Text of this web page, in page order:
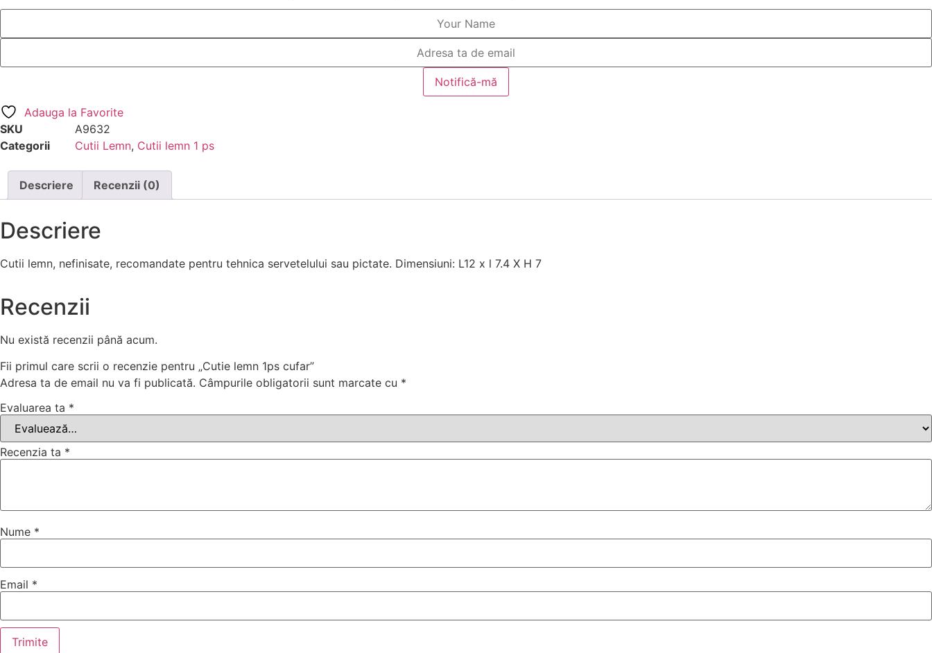
Adauga la Favorite
SKU
A9632
Categorii
Cutii Lemn, Cutii lemn 1 ps
Descriere Recenzii (0)
Descriere
Cutii lemn, nefinisate, recomandate pentru tehnica servetelului sau pictate. Dimensiuni: L12 x l 7.4 X H 7
Recenzii
Nu există recenzii până acum.
Fii primul care scrii o recenzie pentru „Cutie lemn 1ps cufar”
Adresa ta de email nu va fi publicată. Câmpurile obligatorii sunt marcate cu *
Evaluarea ta *
Recenzia ta *
Nume *
Email *